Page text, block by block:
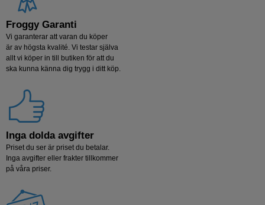
Froggy Garanti
Vi garanterar att varan du köper
är av högsta kvalité. Vi testar själva
allt vi köper in till butiken för att du
ska kunna känna dig trygg i ditt köp.
Inga dolda avgifter
Priset du ser är priset du betalar.
Inga avgifter eller frakter tillkommer
på våra priser.